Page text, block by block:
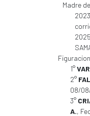
Madre
2023
2025
1°
2°
08/
3°
A.,